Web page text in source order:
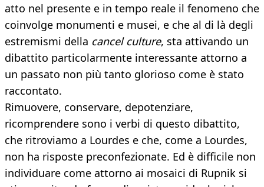
atto nel presente e in tempo reale il fenomeno che
coinvolge monumenti e musei, e che al di là degli
estremismi della cancel culture, sta attivando un
dibattito particolarmente interessante attorno a
un passato non più tanto glorioso come è stato
raccontato.
Rimuovere, conservare, depotenziare,
ricomprendere sono i verbi di questo dibattito,
che ritroviamo a Lourdes e che, come a Lourdes,
non ha risposte preconfezionate. Ed è difficile non
individuare come attorno ai mosaici di Rupnik si